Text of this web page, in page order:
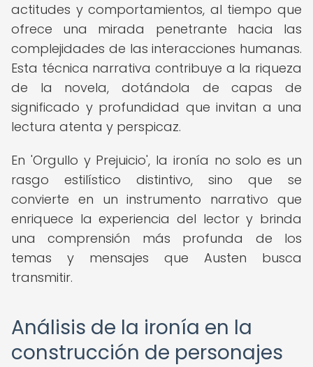
actitudes y comportamientos, al tiempo que
ofrece una mirada penetrante hacia las
complejidades de las interacciones humanas.
Esta técnica narrativa contribuye a la riqueza
de la novela, dotándola de capas de
significado y profundidad que invitan a una
lectura atenta y perspicaz.
En 'Orgullo y Prejuicio', la ironía no solo es un
rasgo estilístico distintivo, sino que se
convierte en un instrumento narrativo que
enriquece la experiencia del lector y brinda
una comprensión más profunda de los
temas y mensajes que Austen busca
transmitir.
Análisis de la ironía en la
construcción de personajes